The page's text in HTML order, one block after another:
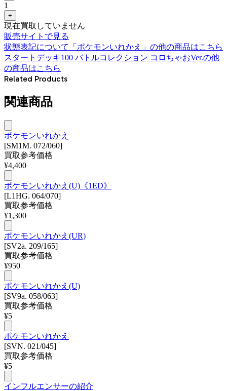
1
+
現在買取していません
販売サイトで見る
状態表記について
「 ポケモンいれかえ 」の他の商品はこちら
スタートデッキ100 バトルコレクション コロちゃおVer.の他
の商品はこちら
Related Products
関連商品
ポケモンいれかえ
[SM1M. 072/060]
買取参考価格
¥4,400
ポケモンいれかえ(U)《1ED》
[L1HG. 064/070]
買取参考価格
¥1,300
ポケモンいれかえ(UR)
[SV2a. 209/165]
買取参考価格
¥950
ポケモンいれかえ(U)
[SV9a. 058/063]
買取参考価格
¥5
ポケモンいれかえ
[SVN. 021/045]
買取参考価格
¥5
インフルエンサーの紹介